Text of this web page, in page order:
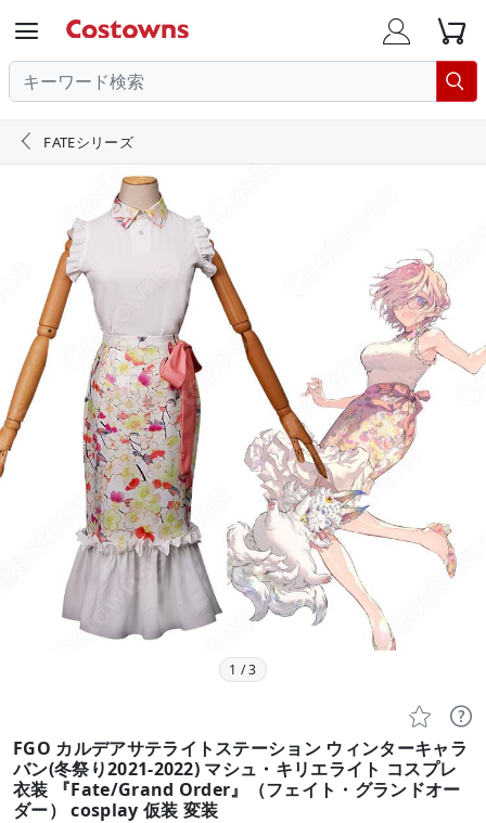
  

 FATEシリーズ
1 /3
 
FGO カルデアサテライトステーション ウィンターキャラ
バン(冬祭り2021-2022) マシュ・キリエライト コスプレ
衣装 『Fate/Grand Order』（フェイト・グランドオー
ダー） cosplay 仮装 変装